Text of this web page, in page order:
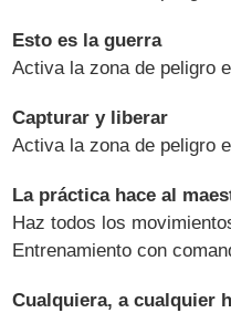
Esto es la guerra
Activa la zona de peligro
Capturar y liberar
Activa la zona de peligro
La práctica hace al
Haz todos los
Entrenamiento con
Cualquiera, a cualquier